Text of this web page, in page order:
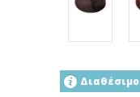
Διαθέσιμο